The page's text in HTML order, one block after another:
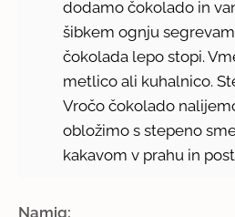
dodamo čokolado in
šibkem ognju
čokolada lepo stopi.
metlico ali kuhalnico.
Vročo čokolado
obložimo s stepeno
kakavom v prahu in
Namig: